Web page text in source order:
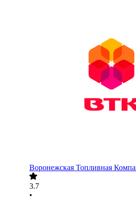
Воронежская Топливная
3.7
•